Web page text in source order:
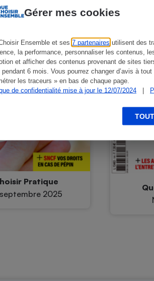
Gérer mes cookies
Ensemble et ses 7 partenaires utilisent des
la performance, personnaliser les contenus,
et afficher des contenus provenant de sites
pendant 6 mois. Vous pourrez changer d’avis à
les traceurs » en bas de chaque page.
de confidentialité mise à jour le 12/07/2024
|
Pratique
2025